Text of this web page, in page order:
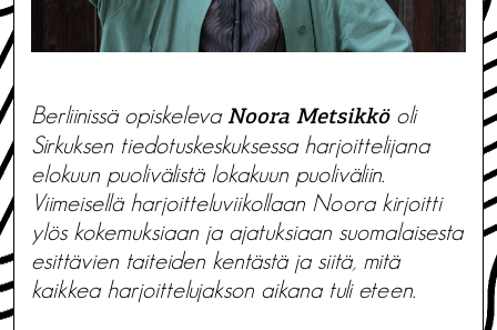
Berliinissä opiskeleva Noora Metsikköoli
Sirkuksen tiedotuskeskuksessa harjoittelijana
elokuun puolivälistä lokakuun puoliväliin.
Viimeisellä harjoitteluviikollaan Noora kirjoitti
ylös kokemuksiaan ja ajatuksiaan suomalaisesta
esittävien taiteiden kentästä ja siitä, mitä
kaikkea harjoittelujakson aikana tuli eteen.